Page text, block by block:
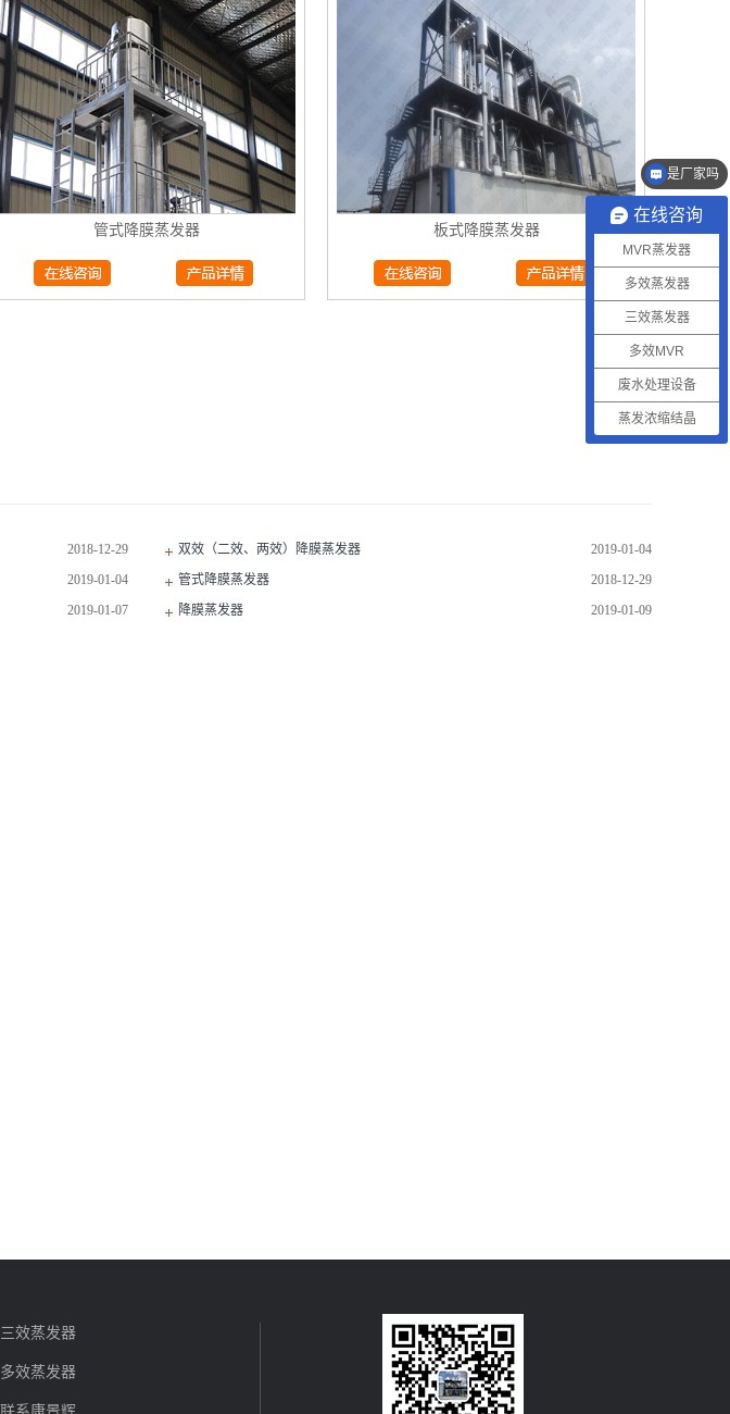
管式降膜蒸发器 板式降膜蒸发器
2018-12-29 2019-01-04
双效（二效、两效）降膜蒸发器
2019-01-04
2018-12-29
管式降膜蒸发器
2019-01-07
2019-01-09
降膜蒸发器
三效蒸发器
多效蒸发器
在线咨询
MVR蒸发器
多效蒸发器
三效蒸发器
多效MVR
废水处理设备
蒸发浓缩结晶
MVR报价多少